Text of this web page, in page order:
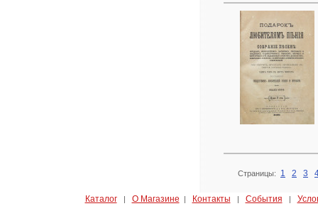
Страницы: 1 2 3
Каталог| О Магазине | Контакты | События |